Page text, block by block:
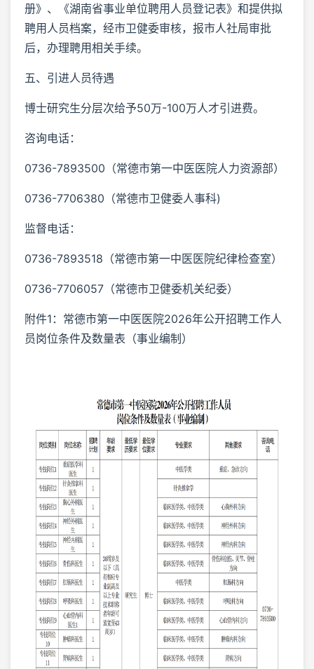
册》、《湖南省事业单位聘用人员登记表》和提供拟
聘用人员档案，经市卫健委审核，报市人社局审批
后，办理聘用相关手续。
五、引进人员待遇
博士研究生分层次给予50万-100万人才引进费。
咨询电话：
0736-7893500（常德市第一中医医院人力资源部）
0736-7706380（常德市卫健委人事科)
监督电话：
0736-7893518（常德市第一中医医院纪律检查室）
0736-7706057（常德市卫健委机关纪委）
附件1：常德市第一中医医院2026年公开招聘工作人
员岗位条件及数量表（事业编制）